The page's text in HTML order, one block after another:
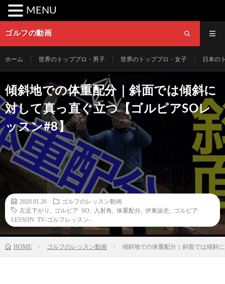
ゴルフの動画
ホーム 世界のトッププロ・男子 世界のトッププロ・女子 日本の
傾斜地での体重配分｜斜面では傾斜に
対して真っ直ぐ立つ【ゴルピアSOレ
ッスン#8】
2020.01.26
ゴルフのレッスン動画
左足下がり
ゴルピア SO 入射角 体重配分 伊東諭史
ゴルピア
LESSON TV-ゴルフレッスン-
HOME ゴルフのレッスン動画 傾斜地での体重配分｜斜面では傾斜
MENU